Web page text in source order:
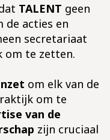
TALENT geen
de acties en
secretariaat
om te zetten.
om elk van de
om te
van de
zijn cruciaal